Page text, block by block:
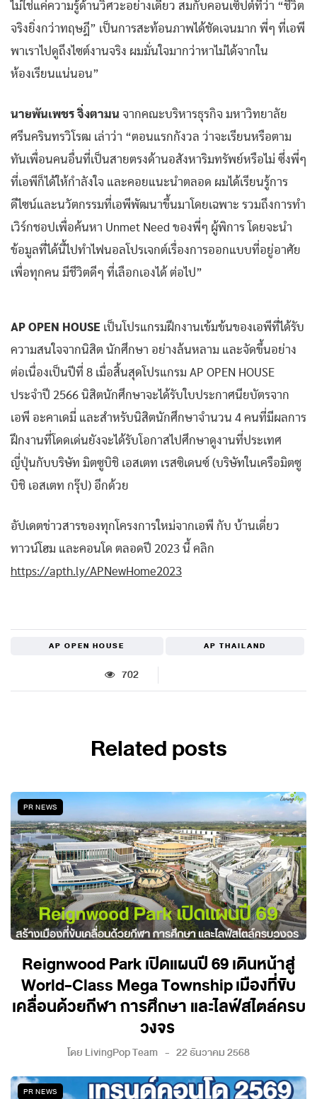
ไม่ใช่แค่ความรู้ด้านวิศวะอย่างเดียว สมกับคอนเซ็ปต์ที่ว่า “ชีวิต
จริงยิ่งกว่าทฤษฎี” เป็นการสะท้อนภาพได้ชัดเจนมาก พี่ๆ ที่เอพี
พาเราไปดูถึงไซต์งานจริง ผมมั่นใจมากว่าหาไม่ได้จากใน
ห้องเรียนแน่นอน”
นายพันเพชร จิ่งตามน จากคณะบริหารธุรกิจ มหาวิทยาลัย
ศรีนครินทรวิโรฒ เล่าว่า “ตอนแรกกังวล ว่าจะเรียนหรือตาม
ทันเพื่อนคนอื่นที่เป็นสายตรงด้านอสังหาริมทรัพย์หรือไม่ ซึ่งพี่ๆ
ที่เอพีก็ได้ให้กำลังใจ และคอยแนะนำตลอด ผมได้เรียนรู้การ
ดีไซน์และนวัตกรรมที่เอพีพัฒนาขึ้นมาโดยเฉพาะ รวมถึงการทำ
เวิร์กชอปเพื่อค้นหา Unmet Need ของพี่ๆ ผู้พิการ โดยจะนำ
ข้อมูลที่ได้นี้ไปทำไฟนอลโปรเจกต์เรื่องการออกแบบที่อยู่อาศัย
เพื่อทุกคน มีชีวิตดีๆ ที่เลือกเองได้ ต่อไป”
AP OPEN HOUSE เป็นโปรแกรมฝึกงานเข้มข้นของเอพีที่ได้รับ
ความสนใจจากนิสิต นักศึกษา อย่างล้นหลาม และจัดขึ้นอย่าง
ต่อเนื่องเป็นปีที่ 8 เมื่อสิ้นสุดโปรแกรม AP OPEN HOUSE
ประจำปี 2566 นิสิตนักศึกษาจะได้รับใบประกาศนียบัตรจาก
เอพี อะคาเดมี่ และสำหรับนิสิตนักศึกษาจำนวน 4 คนที่มีผลการ
ฝึกงานที่โดดเด่นยังจะได้รับโอกาสไปศึกษาดูงานที่ประเทศ
ญี่ปุ่นกับบริษัท มิตซูบิชิ เอสเตท เรสซิเดนซ์ (บริษัทในเครือมิตซู
บิชิ เอสเตท กรุ๊ป) อีกด้วย
อัปเดตข่าวสารของทุกโครงการใหม่จากเอพี กับ บ้านเดี่ยว
ทาวน์โฮม และคอนโด ตลอดปี 2023 นี้ คลิก
https://apth.ly/APNewHome2023
AP OPEN HOUSE AP THAILAND
702
Related posts
PR NEWS
Reignwood Park เปิดแผนปี 69 เดินหน้าสู่
World-Class Mega Township เมืองที่ขับ
เคลื่อนด้วยกีฬา การศึกษา และไลฟ์สไตล์ครบ
วงจร
โดย LivingPop Team 22 ธันวาคม 2568
PR NEWS